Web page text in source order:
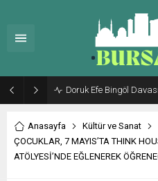
Anasayfa
Kültür ve Sanat
ÇOCUKLAR, 7 MAYIS’TA THINK
ATÖLYESİ’NDE EĞLENEREK